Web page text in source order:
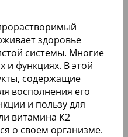
здоровье
системы. Многие
и функциях. В этой
содержащие
восполнения его
и пользу для
витамина К2
о своем организме.